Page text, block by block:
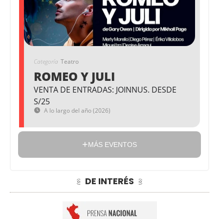
Categoría Teatro
ROMEO Y JULI
VENTA DE ENTRADAS: JOINNUS. DESDE
S/25
A lo largo del año (2026)
MÁS EVENTOS
DE INTERÉS